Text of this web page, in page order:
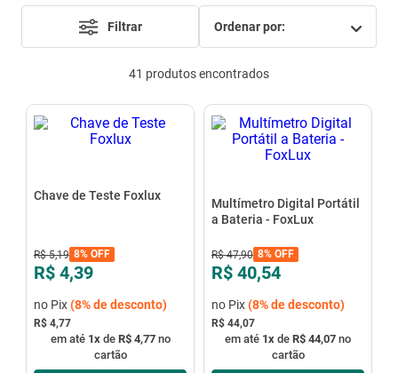
Filtrar ordenar por
41 produtos
Chave de Teste Foxlux
R$ 5,19 8%OFF
R$ 4,39
no Pix(8%de desconto)
R$ 4,77
em até 1xde R$ 4,77no
cartão
Multímetro Digital Portátil
a Bateria - FoxLux
R$ 47,90 8%OFF
R$ 40,54
no Pix(8%de desconto)
R$ 44,07
em até 1x de R$ 44,07 no
cartão
mesa
10º ar condicionado